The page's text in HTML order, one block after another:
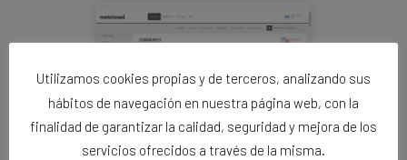
Utilizamos cookies propias y de terceros, analizando sus
hábitos de navegación en nuestra página web, con la
finalidad de garantizar la calidad, seguridad y mejora de los
servicios ofrecidos a través de la misma.